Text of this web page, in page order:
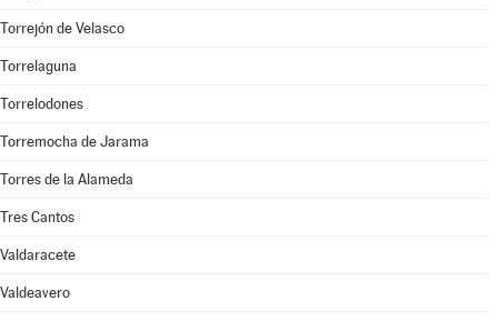
Torrejón de Velasco
Torrelaguna
Torrelodones
Torremocha de Jarama
Torres de la Alameda
Tres Cantos
Valdaracete
Valdeavero